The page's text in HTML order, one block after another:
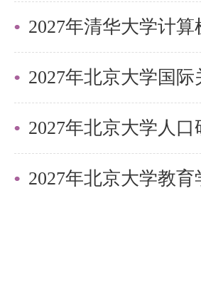
2027年北京大学国
2027年北京大学教